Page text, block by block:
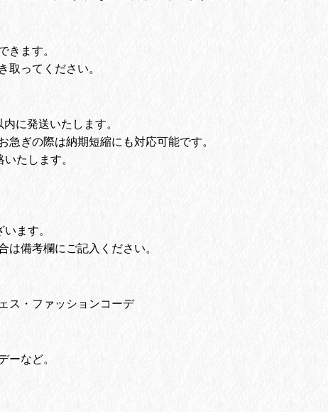
きます。
取ってください。
に発送いたします。
ぎの際は納期短縮にも対応可能です。
たします。
ます。
備考欄にご記入ください。
ス・ファッションコーデ
ーなど。